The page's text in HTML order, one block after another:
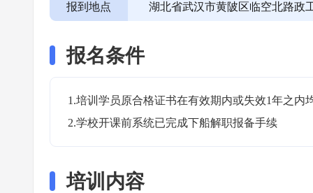
报到地点 湖北省武汉市黄陂区临空北路政
报名条件
1.培训学员原合格证书在有效期内或失效1年之内
2.学校开课前系统已完成下船解职报备手续
培训内容